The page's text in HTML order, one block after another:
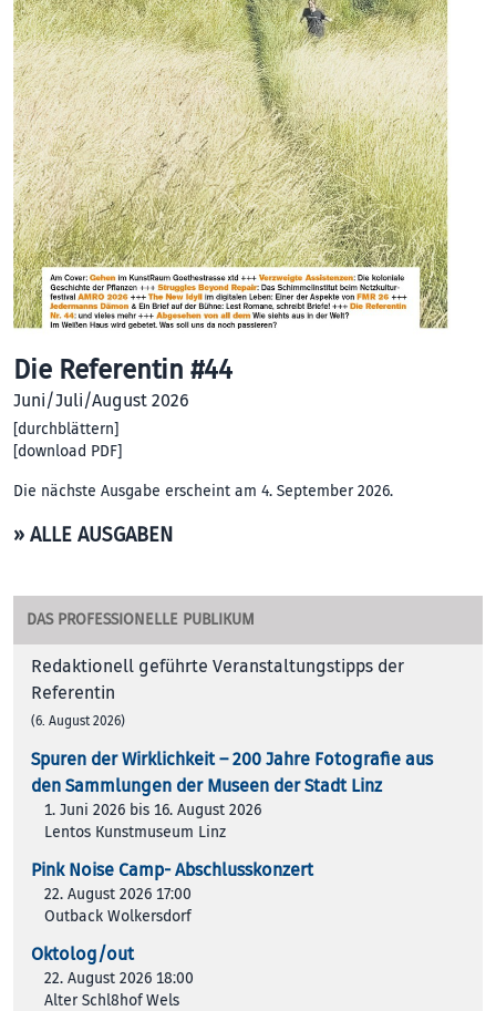
Die Referentin #44
Juni/Juli/August 2026
[durchblättern]
[download PDF]
Die nächste Ausgabe erscheint am 4. September 2026.
» ALLE AUSGABEN
DAS PROFESSIONELLE PUBLIKUM
Redaktionell geführte Veranstaltungstipps der
Referentin
(6. August 2026)
Spuren der Wirklichkeit – 200 Jah­re Foto­gra­fie aus
den Samm­lun­gen der Muse­en der Stadt Linz
1. Juni 2026 bis 16. August 2026
Lentos Kunstmuseum Linz
Pink Noise Camp- Abschlusskonzert
22. August 2026 17:00
Outback Wolkersdorf
Oktolog/out
22. August 2026 18:00
Alter Schl8hof Wels